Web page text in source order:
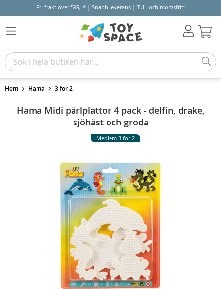
Fri frakt över 599,-* | Snabb leverans | Tull- och momsfritt
Hem Hama 3 för 2
Hama Midi pärlplattor 4 pack - delfin, drake,
sjöhäst och groda
Medlem 3 för 2